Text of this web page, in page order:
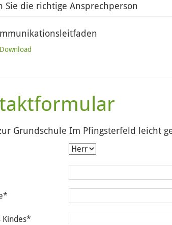
Sie die richtige Ansprechperson
Download
Grundschule Im Pfingsterfeld leicht
*
Kindes*